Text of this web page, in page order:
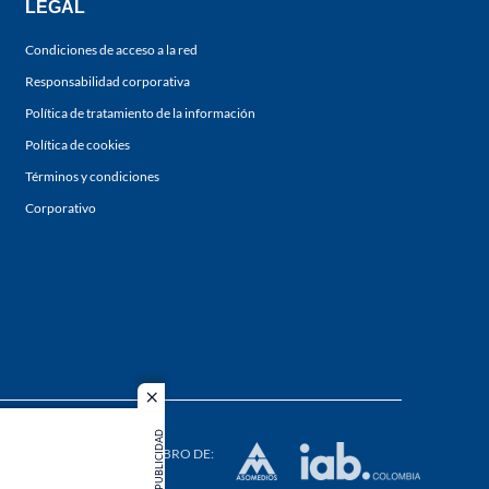
close
PUBLICIDAD
LEGAL
Condiciones de acceso a la red
Responsabilidad corporativa
Política de tratamiento de la información
Política de cookies
Términos y condiciones
Corporativo
in
MIEMBRO DE: